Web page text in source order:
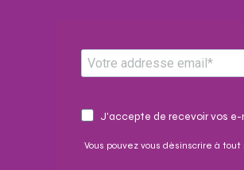
J'accepte de recevoir vos
Vous pouvez vous désinscrire à